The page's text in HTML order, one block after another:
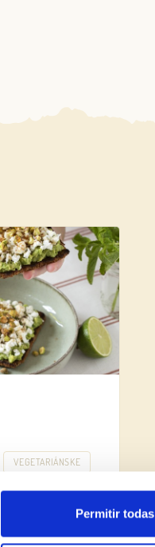
Permitir todas
VEGETARIÁNSKE